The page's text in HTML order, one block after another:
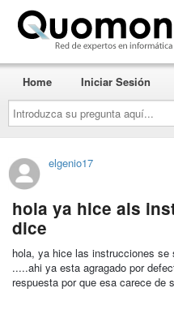
Introduzca
su
pregunta
aquí...
Home Iniciar Sesión
elgenio17
hola ya hice als
dice
hola, ya hice las instrucciones
.....ahi ya esta agragado por
respuesta por que esa carece de